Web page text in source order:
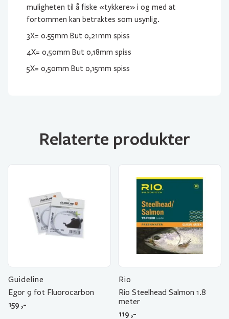
muligheten til å fiske «tykkere» i og med at
fortommen kan betraktes som usynlig.
3X= 0.55mm But 0,21mm spiss
4X= 0,50mm But 0,18mm spiss
5X= 0,50mm But 0,15mm spiss
Relaterte produkter
Guideline
Egor 9 fot Fluorocarbon
159 ,-
Rio
Rio Steelhead Salmon 1.8
meter
119 ,-